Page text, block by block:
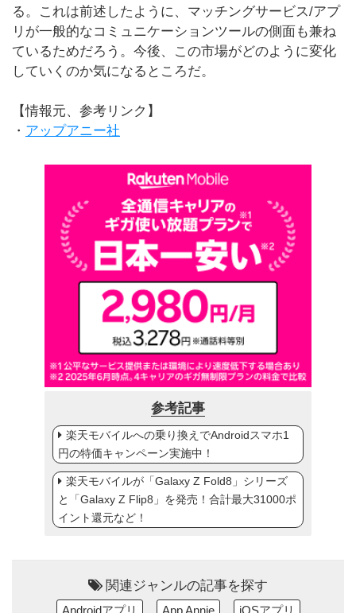
る。これは前述したように、マッチングサービス/アプ
リが一般的なコミュニケーションツールの側面も兼ね
ているためだろう。今後、この市場がどのように変化
していくのか気になるところだ。
【情報元、参考リンク】
・ アップアニー社
参考記事
楽天モバイルへの乗り換えでAndroidスマホ1
円の特価キャンペーン実施中！
楽天モバイルが「Galaxy Z Fold8」シリーズ
と「Galaxy Z Flip8」を発売！合計最大31000ポ
イント還元など！
関連ジャンルの記事を探す
Androidアプリ App Annie iOSアプリ